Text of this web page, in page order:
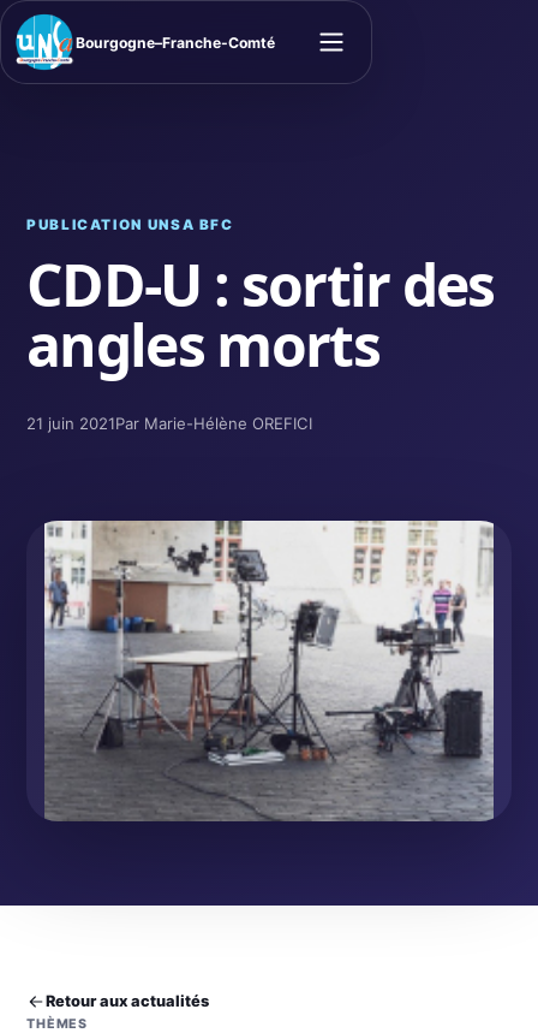
Bourgogne–Franche-Comté
Ouvrir le menu
PUBLICATION UNSA BFC
CDD-U : sortir des
angles morts
21 juin 2021Par Marie-Hélène OREFICI
Retour aux actualités
THÈMES